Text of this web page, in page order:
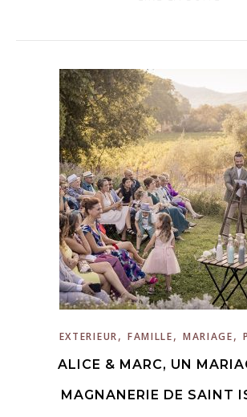
EXTERIEUR, FAMILLE, MARIAGE,
ALICE & MARC, UN
MAGNANERIE DE SAINT